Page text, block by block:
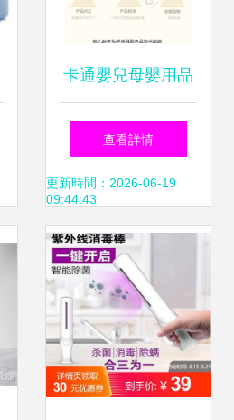
卡通嬰兒母嬰用品
殺菌濕紙巾活動詳
情頁設計模板免費
下載_psd格式_790
像素_編號
33336555
查看詳情
更新時間：2026-06-19
09:44:43